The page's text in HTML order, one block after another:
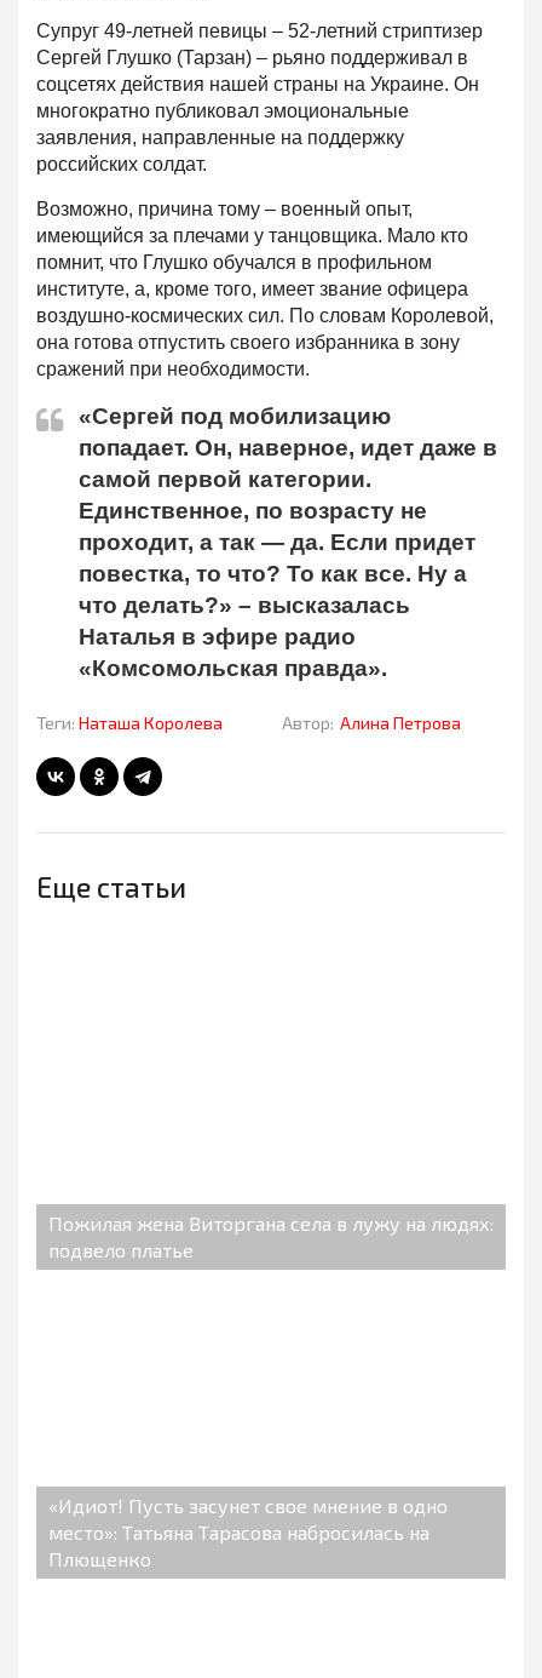
Супруг 49-летней певицы – 52-летний стриптизер
Сергей Глушко (Тарзан) – рьяно поддерживал в
соцсетях действия нашей страны на Украине. Он
многократно публиковал эмоциональные
заявления, направленные на поддержку
российских солдат.
Возможно, причина тому – военный опыт,
имеющийся за плечами у танцовщика. Мало кто
помнит, что Глушко обучался в профильном
институте, а, кроме того, имеет звание офицера
воздушно-космических сил. По словам Королевой,
она готова отпустить своего избранника в зону
сражений при необходимости.
«Сергей под мобилизацию
попадает. Он, наверное, идет даже в
самой первой категории.
Единственное, по возрасту не
проходит, а так — да. Если придет
повестка, то что? То как все. Ну а
что делать?» – высказалась
Наталья в эфире радио
«Комсомольская правда».
Теги: Наташа Королева Автор: Алина Петрова
Еще статьи
Пожилая жена Виторгана села в лужу на людях:
подвело платье
«Идиот! Пусть засунет свое мнение в одно
место»: Татьяна Тарасова набросилась на
Плющенко